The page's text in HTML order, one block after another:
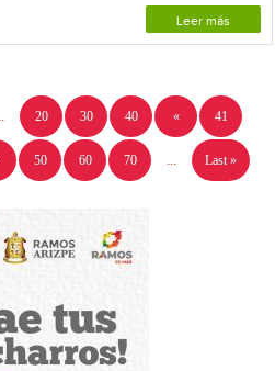
Leer más
20 30 40 « 41
50 60 70 Last »